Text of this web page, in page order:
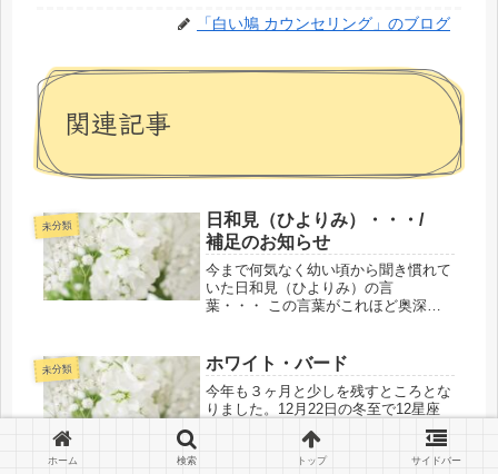
「白い鳩 カウンセリング」のブログ
関連記事
未分類
日和見（ひよりみ）・・・/
補足のお知らせ
今まで何気なく幼い頃から聞き慣れて
いた日和見（ひよりみ）の言
葉・・・ この言葉がこれほど奥深い
ず、表裏一体のこの現実世界で私たち
の身体の善玉菌や悪玉菌に日和見菌が
私が想像で...
未分類 ホワイト・バード
今年も３ヶ月と少しを残すところとな
りました。12月22日の冬至で12星座
のカリ・ユガのトレタ・ユガ・・・目
覚めの10年間の期間のゲート（扉）が
閉まり終わります。私たち人類の誰も
ホーム 検索 トップ サイドバー